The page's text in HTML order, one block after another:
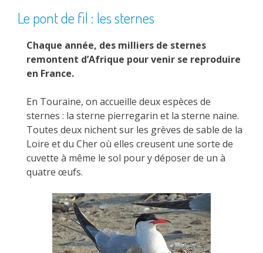
Le pont de fil : les sternes
Chaque année, des milliers de sternes
remontent d’Afrique pour venir se reproduire
en France.
En Touraine, on accueille deux espèces de
sternes : la sterne pierregarin et la sterne naine.
Toutes deux nichent sur les grèves de sable de la
Loire et du Cher où elles creusent une sorte de
cuvette à même le sol pour y déposer de un à
quatre œufs.